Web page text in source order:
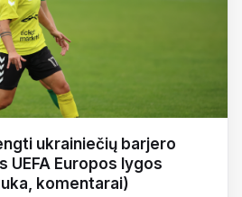
ukrainiečių barjero
UEFA Europos lygos
komentarai)